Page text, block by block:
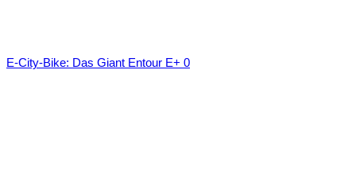
E-City-Bike: Das Giant Entour E+ 0